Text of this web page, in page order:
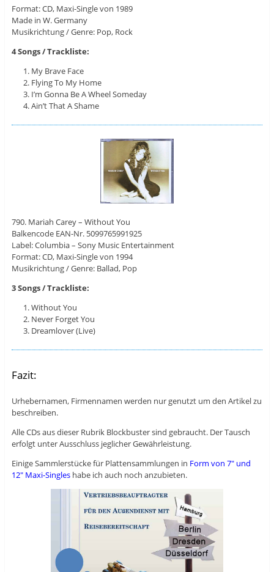
Format: CD, Maxi-Single von 1989
Made in W. Germany
Musikrichtung / Genre: Pop, Rock
4 Songs / Trackliste:
My Brave Face
Flying To My Home
I’m Gonna Be A Wheel Someday
Ain’t That A Shame
790. Mariah Carey – Without You
Balkencode EAN-Nr. 5099765991925
Label: Columbia ‎– Sony Music Entertainment
Format: CD, Maxi-Single von 1994
Musikrichtung / Genre: Ballad, Pop
3 Songs / Trackliste:
Without You
Never Forget You
Dreamlover (Live)
Fazit:
Urhebernamen, Firmennamen werden nur genutzt um den Artikel zu
beschreiben.
Alle CDs aus dieser Rubrik Blockbuster sind gebraucht. Der Tausch
erfolgt unter Ausschluss jeglicher Gewährleistung.
Einige Sammlerstücke für Plattensammlungen in Form von 7″ und
12″ Maxi-Singleshabe ich auch noch anzubieten.